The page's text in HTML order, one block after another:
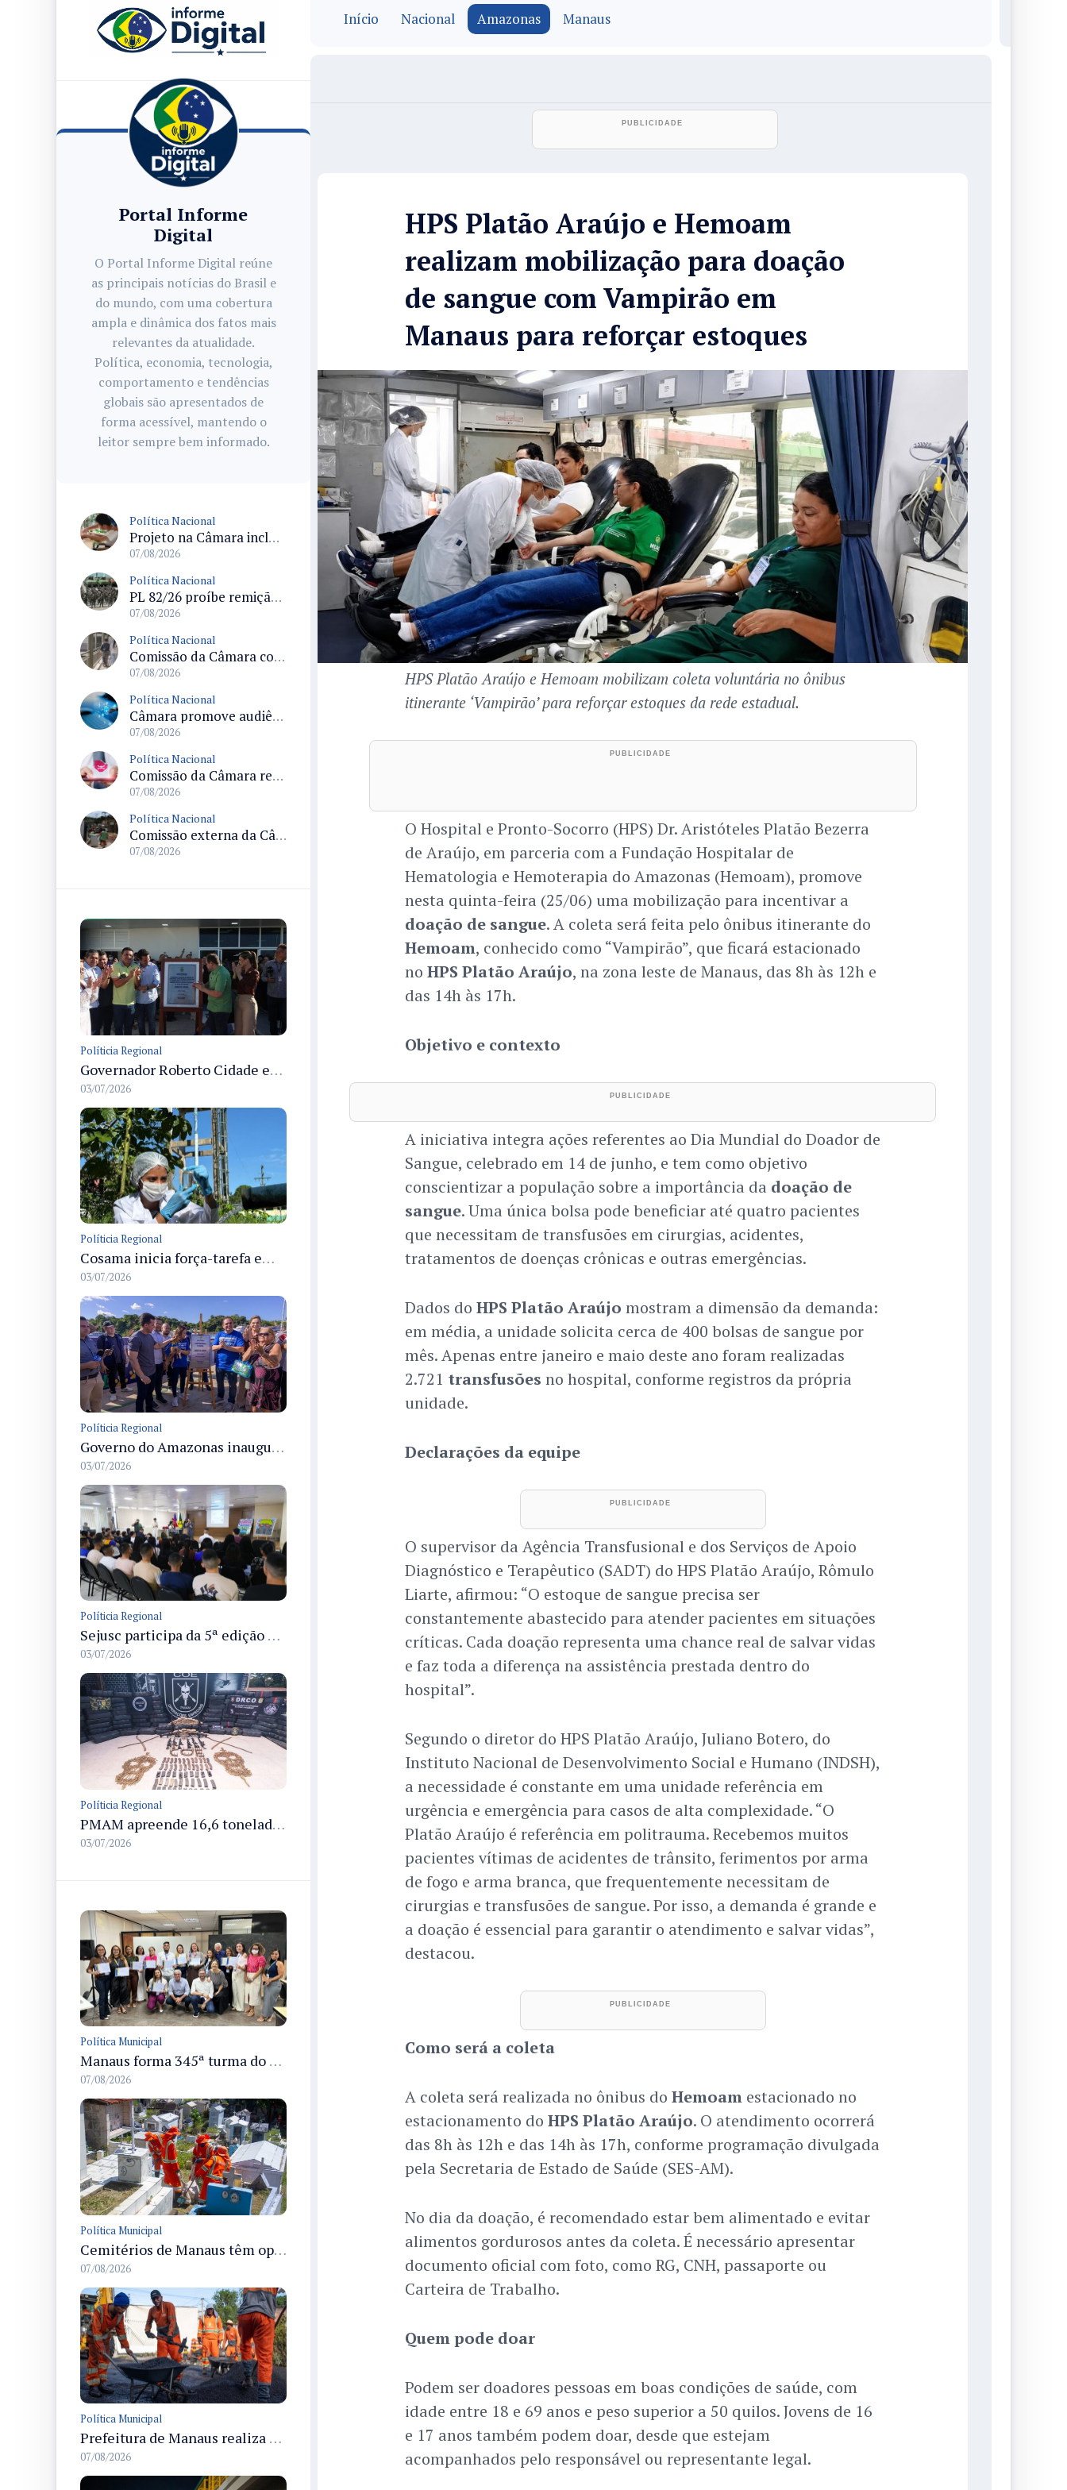
Portal Informe
Digital
O Portal Informe Digital reúne
as principais notícias do Brasil e
do mundo, com uma cobertura
ampla e dinâmica dos fatos mais
relevantes da atualidade.
Política, economia, tecnologia,
comportamento e tendências
globais são apresentados de
forma acessível, mantendo o
leitor sempre bem informado.
Política Nacional
Projeto na Câmara inclui estudantes com deficiência no regime escolar especial da LDB e estabelece critérios para frequência
07/08/2026
Política Nacional
PL 82/26 proíbe remição de pena por trabalho em funções militares para condenados por crimes contra o Estado Democrático de Direito
07/08/2026
Política Nacional
Comissão da Câmara convoca audiência para discutir misoginia nas escolas e universidades após divulgação de listas misóginas
07/08/2026
Política Nacional
Câmara promove audiência sobre Marco de Fomento à Economia Digital e impactos da inteligência artificial
07/08/2026
Política Nacional
Comissão da Câmara realiza audiência sobre apostas online para medir o tamanho do mercado ilegal
07/08/2026
Política Nacional
Comissão externa da Câmara convoca audiência pública sobre chuvas na Zona da Mata de Minas Gerais e impactos em Juiz de Fora
07/08/2026
Políticia Regional
Governador Roberto Cidade entrega readequação do ambulatório da FCecon e amplia capacidade de atendimento oncológico em Manaus
03/07/2026
Políticia Regional
Cosama inicia força-tarefa em Anamã para fortalecer abastecimento de água e segurança hídrica da população
03/07/2026
Políticia Regional
Governo do Amazonas inaugura primeiro Castramóvel Fluvial para atendimento veterinário às comunidades ribeirinhas e castração gratuita
03/07/2026
Políticia Regional
Sejusc participa da 5ª edição do Caminhos Literários com foco na cultura hip-hop nas unidades socioeducativas
03/07/2026
Políticia Regional
PMAM apreende 16,6 toneladas de entorpecentes e registra aumento nas prisões em flagrante e nas capturas de foragidos no primeiro semestre de 2026
03/07/2026
Política Municipal
Manaus forma 345ª turma do Empretec e amplia qualificação de empreendedores na cidade
07/08/2026
Política Municipal
Cemitérios de Manaus têm operação concluída e estrutura pronta para receber famílias no Dia dos Pais
07/08/2026
Política Municipal
Prefeitura de Manaus realiza recuperação asfáltica na rua Canário do Campo e amplia mobilidade na zona Norte
07/08/2026
Início Nacional Amazonas Manaus
HPS Platão Araújo e Hemoam
realizam mobilização para doação
de sangue com Vampirão em
Manaus para reforçar estoques
HPS Platão Araújo e Hemoam mobilizam coleta voluntária no ônibus
itinerante ‘Vampirão’ para reforçar estoques da rede estadual.
O Hospital e Pronto-Socorro (HPS) Dr. Aristóteles Platão Bezerra
de Araújo, em parceria com a Fundação Hospitalar de
Hematologia e Hemoterapia do Amazonas (Hemoam), promove
nesta quinta-feira (25/06) uma mobilização para incentivar a
doação de sangue. A coleta será feita pelo ônibus itinerante do
Hemoam, conhecido como “Vampirão”, que ficará estacionado
no HPS Platão Araújo, na zona leste de Manaus, das 8h às 12h e
das 14h às 17h.
Objetivo e contexto
A iniciativa integra ações referentes ao Dia Mundial do Doador de
Sangue, celebrado em 14 de junho, e tem como objetivo
conscientizar a população sobre a importância da doação de
sangue. Uma única bolsa pode beneficiar até quatro pacientes
que necessitam de transfusões em cirurgias, acidentes,
tratamentos de doenças crônicas e outras emergências.
Dados do HPS Platão Araújo mostram a dimensão da demanda:
em média, a unidade solicita cerca de 400 bolsas de sangue por
mês. Apenas entre janeiro e maio deste ano foram realizadas
2.721 transfusões no hospital, conforme registros da própria
unidade.
Declarações da equipe
O supervisor da Agência Transfusional e dos Serviços de Apoio
Diagnóstico e Terapêutico (SADT) do HPS Platão Araújo, Rômulo
Liarte, afirmou: “O estoque de sangue precisa ser
constantemente abastecido para atender pacientes em situações
críticas. Cada doação representa uma chance real de salvar vidas
e faz toda a diferença na assistência prestada dentro do
hospital”.
Segundo o diretor do HPS Platão Araújo, Juliano Botero, do
Instituto Nacional de Desenvolvimento Social e Humano (INDSH),
a necessidade é constante em uma unidade referência em
urgência e emergência para casos de alta complexidade. “O
Platão Araújo é referência em politrauma. Recebemos muitos
pacientes vítimas de acidentes de trânsito, ferimentos por arma
de fogo e arma branca, que frequentemente necessitam de
cirurgias e transfusões de sangue. Por isso, a demanda é grande e
a doação é essencial para garantir o atendimento e salvar vidas”,
destacou.
Como será a coleta
A coleta será realizada no ônibus do Hemoamestacionado no
estacionamento do HPS Platão Araújo. O atendimento ocorrerá
das 8h às 12h e das 14h às 17h, conforme programação divulgada
pela Secretaria de Estado de Saúde (SES-AM).
No dia da doação, é recomendado estar bem alimentado e evitar
alimentos gordurosos antes da coleta. É necessário apresentar
documento oficial com foto, como RG, CNH, passaporte ou
Carteira de Trabalho.
Quem pode doar
Podem ser doadores pessoas em boas condições de saúde, com
idade entre 18 e 69 anos e peso superior a 50 quilos. Jovens de 16
e 17 anos também podem doar, desde que estejam
acompanhados pelo responsável ou representante legal.